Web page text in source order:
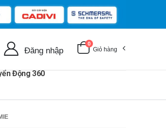
Đăng nhập
0
Giỏ hàng
Động 360